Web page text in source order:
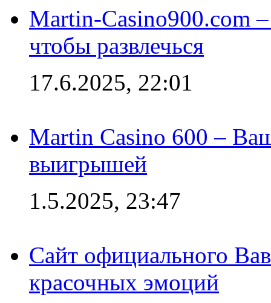
Martin-Casino900.com
чтобы развлечься
17.6.2025, 22:01
Martin Casino 600 –
выигрышей
1.5.2025, 23:47
Сайт официального
красочных эмоций